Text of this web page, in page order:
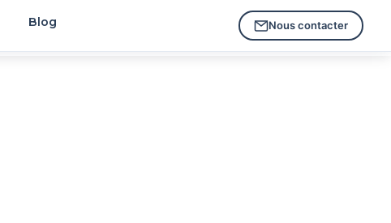
Blog Nous contacter